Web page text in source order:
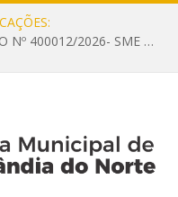
AVISO DE DISPENSA DE LICITAÇÃO Nº 400012/2026- SME – CONTRATAÇÃO DE EMPRESA ESPECIALIZADA PARA LOCAÇÃO DE ÔNIBUS EXECUTIVO COM CAPACIDADE DE 60 (SESSENTA) POLTRONAS, PARA TRANSPORTAR PROFESSORES RESPONSÁVEIS E ALUNOS PARA BRASÍLIA, COM SAÍDA DIA 10/08/2026 E RETORNO DIA 14/08/2026